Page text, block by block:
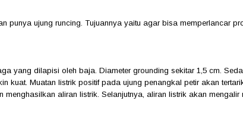
punya ujung runcing. Tujuannya yaitu agar bisa memperlancar
yang dilapisi oleh baja. Diameter grounding sekitar 1,5 cm.
kuat. Muatan listrik positif pada ujung penangkal petir akan
aliran listrik. Selanjutnya, aliran listrik akan